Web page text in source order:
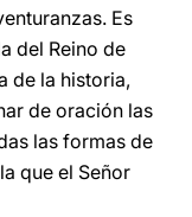
Es
del Reino de
de la historia,
de oración las
las formas de
que el Señor